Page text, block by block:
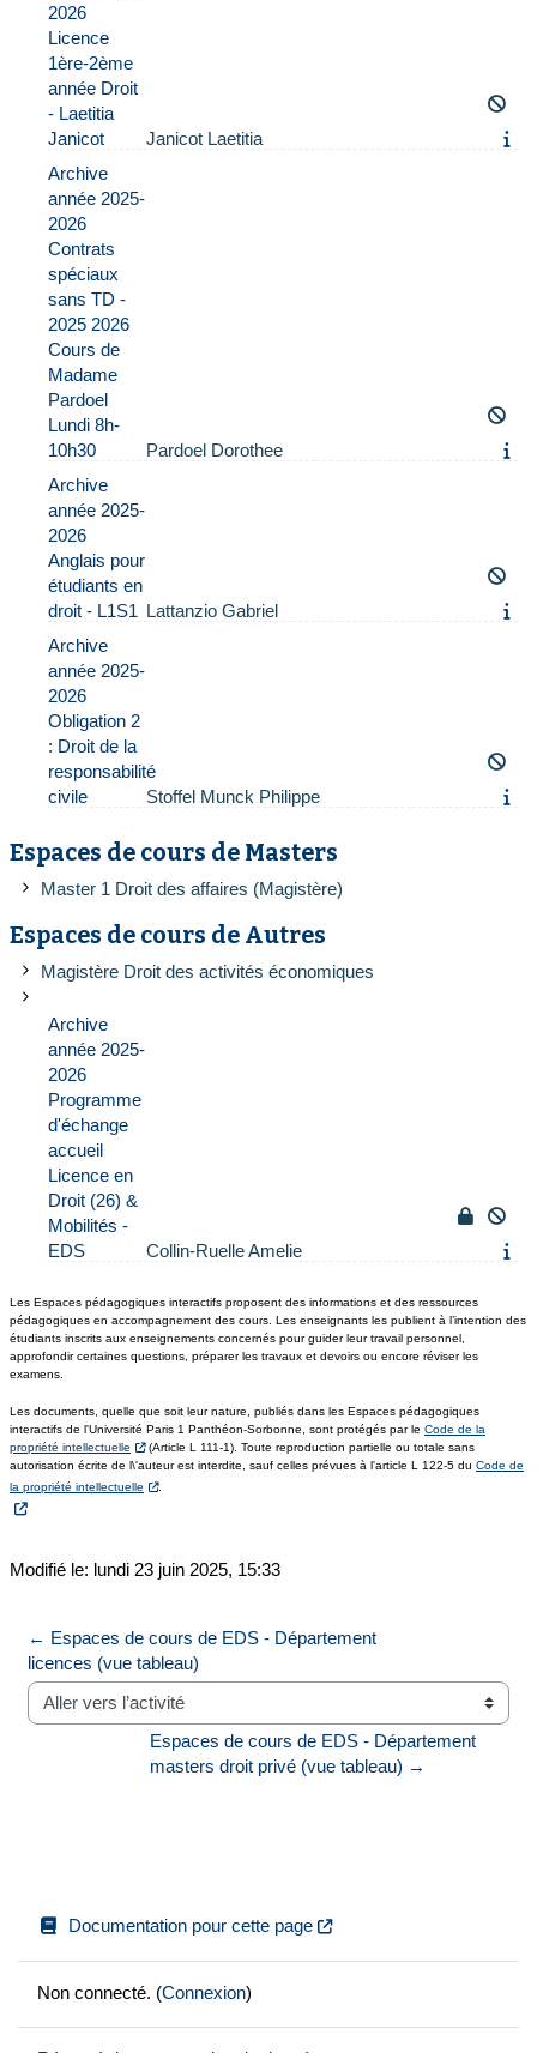
2026
Licence
1ère-2ème
année Droit
- Laetitia
Janicot
Janicot Laetitia
Archive
année 2025-
2026
Contrats
spéciaux
sans TD -
2025 2026
Cours de
Madame
Pardoel
Lundi 8h-
10h30
Pardoel Dorothee
Archive
année 2025-
2026
Anglais pour
étudiants en
droit - L1S1 Lattanzio Gabriel
Archive
année 2025-
2026
Obligation 2
: Droit de la
responsabilité
civile
Stoffel Munck Philippe
Espaces de cours de Masters
Master 1 Droit des affaires (Magistère)
Espaces de cours de Autres
Magistère Droit des activités économiques
Archive
année 2025-
2026
Programme
d'échange
accueil
Licence en
Droit (26) &
Mobilités -
EDS
Collin-Ruelle Amelie
Les Espaces pédagogiques interactifs proposent des informations et des ressources
pédagogiques en accompagnement des cours. Les enseignants les publient à l’intention des
étudiants inscrits aux enseignements concernés pour guider leur travail personnel,
approfondir certaines questions, préparer les travaux et devoirs ou encore réviser les
examens.
Les documents, quelle que soit leur nature, publiés dans les Espaces pédagogiques
interactifs de l'Université Paris 1 Panthéon-Sorbonne, sont protégés par le Code de la
propriété intellectuelle
(Article L 111-1). Toute reproduction partielle ou totale sans
autorisation écrite de l\'auteur est interdite, sauf celles prévues à l'article L 122-5 du Code de
la propriété intellectuelle
.
Modifié le: lundi 23 juin 2025, 15:33
← Espaces de cours de EDS - Département
licences (vue tableau)
Aller vers l’activité
Espaces de cours de EDS - Département
masters droit privé (vue tableau) →
Documentation pour cette page
Non connecté. (Connexion)